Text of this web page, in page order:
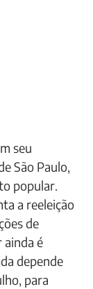
seu
São Paulo,
popular.
a reeleição
de
é
depende
para